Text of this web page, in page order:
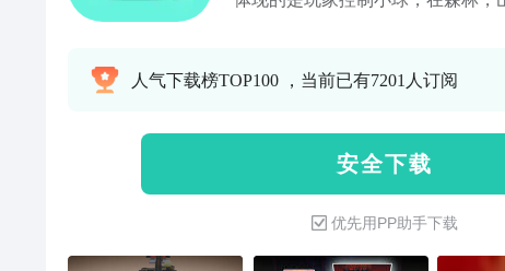
美，打造了数十款不同的地形与场
人气下载榜TOP100 ，当前已有7201人订阅
安 全 下 载
优先用PP助手下载